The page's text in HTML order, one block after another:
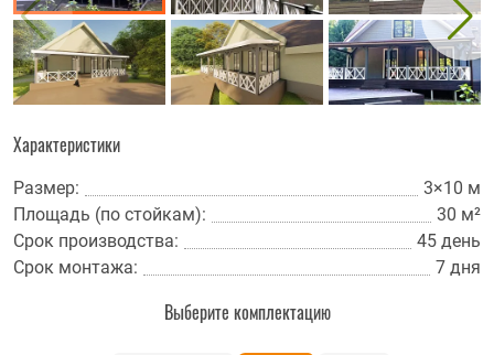
Характеристики
Размер:
3×10 м
Площадь (по стойкам):
30 м²
Срок производства:
45 день
Срок монтажа:
7 дня
Выберите комплектацию